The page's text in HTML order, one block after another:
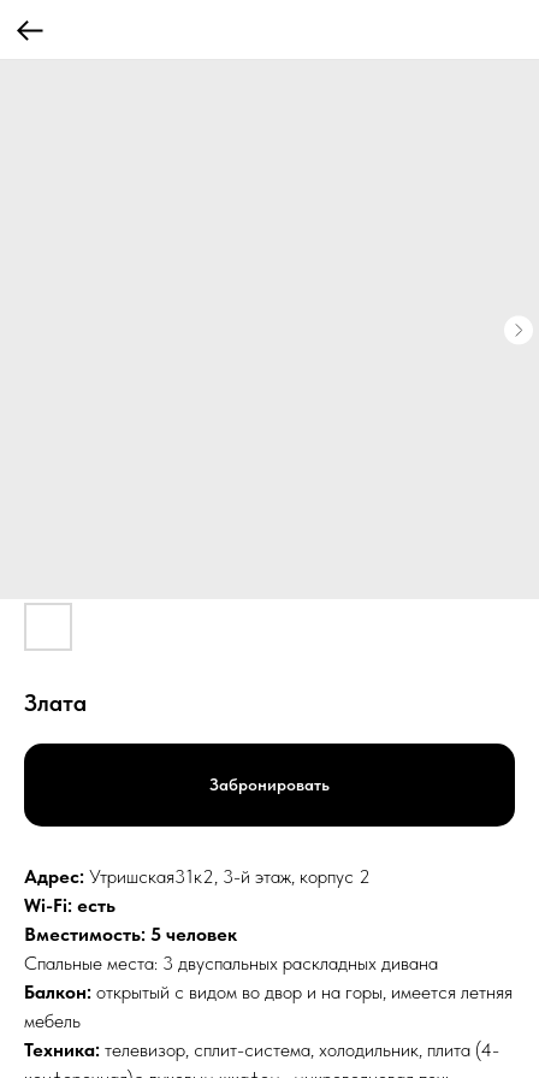
Злата
Забронировать
Адрес: Утришская31к2, 3-й этаж, корпус 2
Wi-Fi: есть
Вместимость: 5 человек
Спальные места: 3 двуспальных раскладных дивана
Балкон: открытый с видом во двор и на горы, имеется летняя
мебель
Техника: телевизор, сплит-система, холодильник, плита (4-